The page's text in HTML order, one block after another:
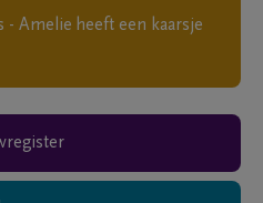
- Amelie heeft een kaarsje